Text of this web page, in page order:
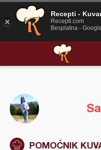
POMOĆNIK
Recepti -
Recepti.com
Besplatna -